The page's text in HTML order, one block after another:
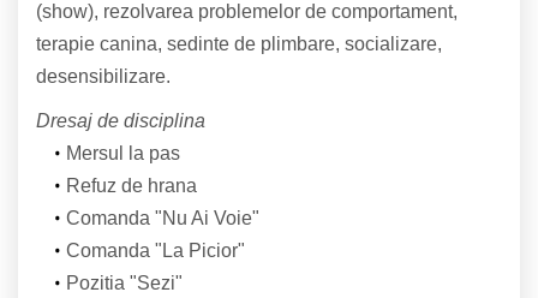
(show), rezolvarea problemelor de comportament,
terapie canina, sedinte de plimbare, socializare,
desensibilizare.
Dresaj de disciplina
Mersul la pas
Refuz de hrana
Comanda "Nu Ai Voie"
Comanda "La Picior"
Pozitia "Sezi"